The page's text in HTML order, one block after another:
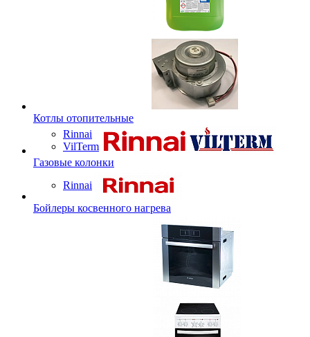
Котлы отопительные
Rinnai
VilTerm
Газовые колонки
Rinnai
Бойлеры косвенного нагрева